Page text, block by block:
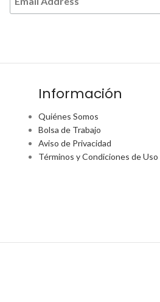
Información
Quiénes Somos
Bolsa de Trabajo
Aviso de Privacidad
Términos y Condiciones de Uso